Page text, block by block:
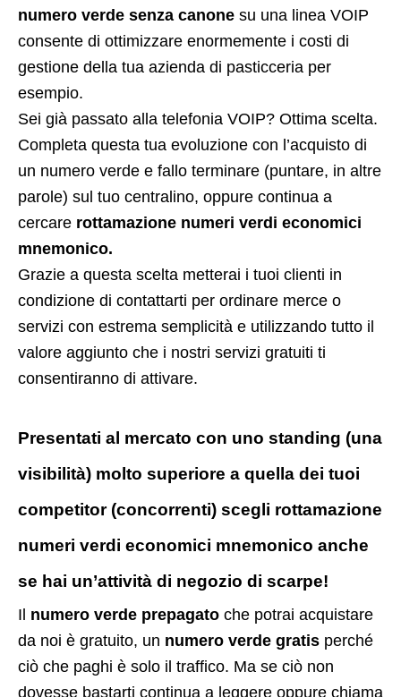
numero verde senza canone su una linea VOIP
consente di ottimizzare enormemente i costi di
gestione della tua azienda di pasticceria per
esempio.
Sei già passato alla telefonia VOIP? Ottima scelta.
Completa questa tua evoluzione con l’acquisto di
un numero verde e fallo terminare (puntare, in altre
parole) sul tuo centralino, oppure continua a
cercare rottamazione numeri verdi economici
mnemonico.
Grazie a questa scelta metterai i tuoi clienti in
condizione di contattarti per ordinare merce o
servizi con estrema semplicità e utilizzando tutto il
valore aggiunto che i nostri servizi gratuiti ti
consentiranno di attivare.
Presentati al mercato con uno standing (una
visibilità) molto superiore a quella dei tuoi
competitor (concorrenti) scegli rottamazione
numeri verdi economici mnemonico anche
se hai un’attività di negozio di scarpe!
Il numero verde prepagato che potrai acquistare
da noi è gratuito, un numero verde gratis perché
ciò che paghi è solo il traffico. Ma se ciò non
dovesse bastarti continua a leggere oppure chiama